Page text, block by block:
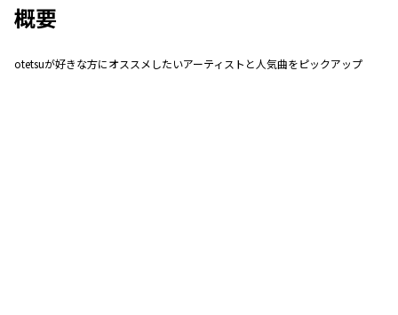
概要
otetsuが好きな方にオススメしたいアーティストと人気曲をピックアップ